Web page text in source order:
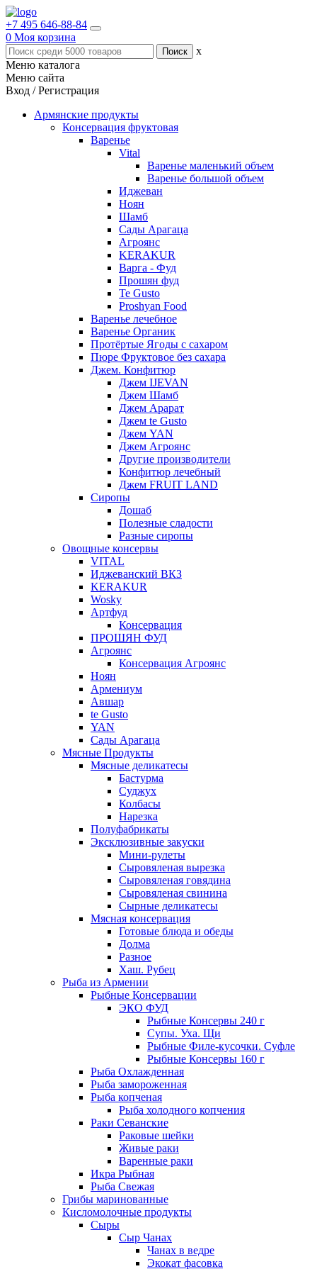
+7 495 646-88-84
0 Моя корзина
x
Меню каталога
Меню сайта
Вход / Регистрация
Армянские продукты
Консервация фруктовая
Варенье
Vital
Варенье маленький объем
Варенье большой объем
Иджеван
Ноян
Шамб
Сады Арагаца
Агроянс
KERAKUR
Варга - Фуд
Прошян фуд
Te Gusto
Proshyan Food
Варенье лечебное
Варенье Органик
Протёртые Ягоды с сахаром
Пюре Фруктовое без сахара
Джем. Конфитюр
Джем IJEVAN
Джем Шамб
Джем Арарат
Джем te Gusto
Джем YAN
Джем Агроянс
Другие производители
Конфитюр лечебный
Джем FRUIT LAND
Сиропы
Дошаб
Полезные сладости
Разные сиропы
Овощные консервы
VITAL
Иджеванский ВКЗ
KERAKUR
Wosky
Артфуд
Консервация
ПРОШЯН ФУД
Агроянс
Консервация Агроянс
Ноян
Армениум
Авшар
te Gusto
YAN
Сады Арагаца
Мясные Продукты
Мясные деликатесы
Бастурма
Суджух
Колбасы
Нарезка
Полуфабрикаты
Эксклюзивные закуски
Мини-рулеты
Сыровяленая вырезка
Сыровяленая говядина
Сыровяленая свинина
Сырные деликатесы
Мясная консервация
Готовые блюда и обеды
Долма
Разное
Хаш. Рубец
Рыба из Армении
Рыбные Консервации
ЭКО ФУД
Рыбные Консервы 240 г
Супы. Уха. Щи
Рыбные Филе-кусочки. Суфле
Рыбные Консервы 160 г
Рыба Охлажденная
Рыба замороженная
Рыба копченая
Рыба холодного копчения
Раки Севанские
Раковые шейки
Живые раки
Варенные раки
Икра Рыбная
Рыба Свежая
Грибы маринованные
Кисломолочные продукты
Сыры
Сыр Чанах
Чанах в ведре
Экокат фасовка